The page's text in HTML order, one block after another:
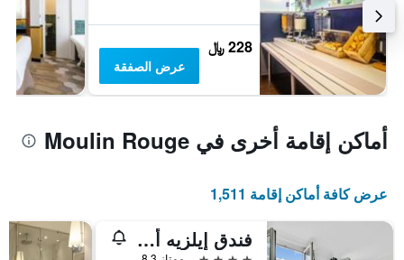
228 ﷼
عرض الصفقة
أماكن إقامة أخرى في Moulin Rouge
عرض كافة أماكن إقامة 1,511
فندق إيلزيه أوبرا